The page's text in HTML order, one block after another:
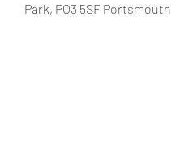
Park, PO3 5SF Portsmouth